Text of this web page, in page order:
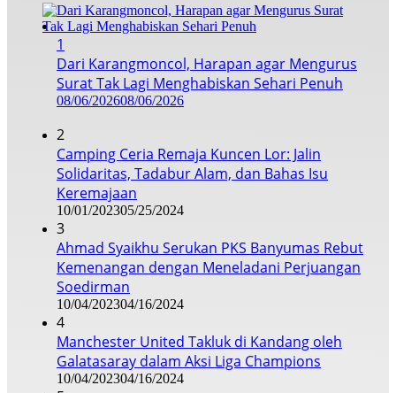
1
Dari Karangmoncol, Harapan agar Mengurus
Surat Tak Lagi Menghabiskan Sehari Penuh
08/06/202608/06/2026
2
Camping Ceria Remaja Kuncen Lor: Jalin
Solidaritas, Tadabur Alam, dan Bahas Isu
Keremajaan
10/01/202305/25/2024
3
Ahmad Syaikhu Serukan PKS Banyumas Rebut
Kemenangan dengan Meneladani Perjuangan
Soedirman
10/04/202304/16/2024
4
Manchester United Takluk di Kandang oleh
Galatasaray dalam Aksi Liga Champions
10/04/202304/16/2024